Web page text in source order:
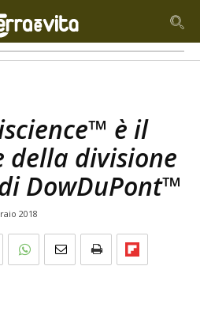
è il
della divisione
DowDuPont™
2018